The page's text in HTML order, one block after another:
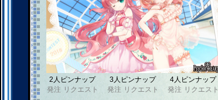
2人ピンナップ
発注 リクエスト
3人ピンナップ
発注 リクエスト
4人ピンナップ
発注 リクエスト